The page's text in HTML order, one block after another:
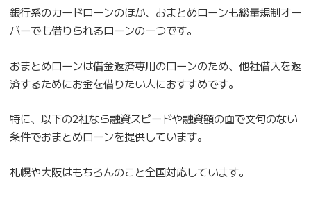
銀行系のカードローンのほか、おまとめローンも総量規制オー
バーでも借りられるローンの一つです。
おまとめローンは借金返済専用のローンのため、他社借入を返
済するためにお金を借りたい人におすすめです。
特に、以下の2社なら融資スピードや融資額の面で文句のない
条件でおまとめローンを提供しています。
札幌や大阪はもちろんのこと全国対応しています。